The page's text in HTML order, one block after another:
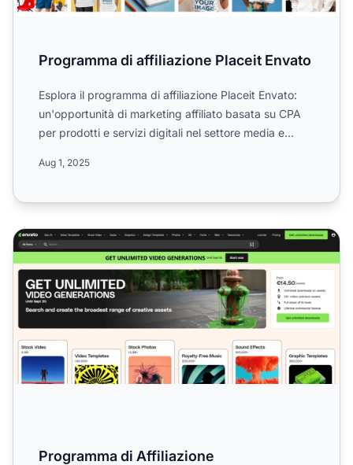
Programma di affiliazione Placeit Envato
Esplora il programma di affiliazione Placeit Envato:
un'opportunità di marketing affiliato basata su CPA
per prodotti e servizi digitali nel settore media e
Aug 1, 2025
Programma di Affiliazione Envatoelements
Programma di Affiliazione